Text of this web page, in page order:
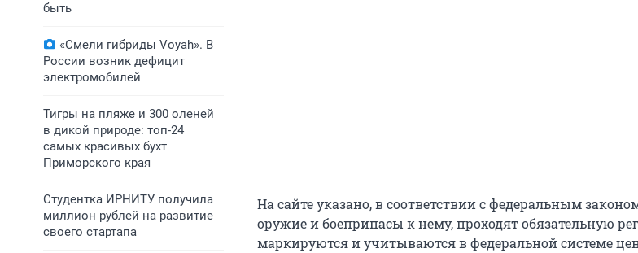
быть
«Смели гибриды Voyah». В
России возник дефицит
электромобилей
Тигры на пляже и 300 оленей
в дикой природе: топ-24
самых красивых бухт
Приморского края
Студентка ИРНИТУ получила
миллион рублей на развитие
своего стартапа
На сайте указано, в соответствии с федеральным
оружие и боеприпасы к нему, проходят обязательную
маркируются и учитываются в федеральной системе